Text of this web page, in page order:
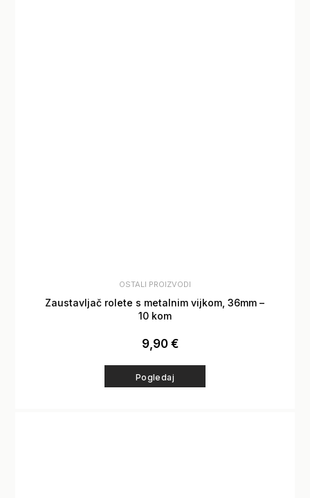
OSTALI PROIZVODI
Zaustavljač rolete s metalnim vijkom, 36mm –
10 kom
9,90 €
Pogledaj